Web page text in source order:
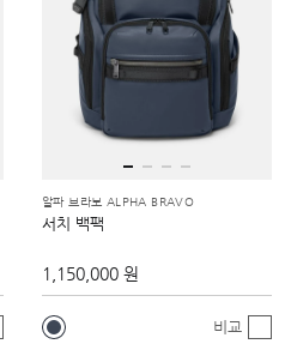
알파 브라보 ALPHA BRAVO
서치 백팩
1,150,000 원
비교